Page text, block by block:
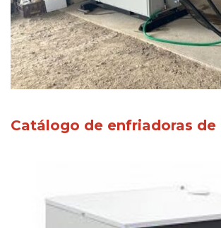
Catálogo de enfriadoras de